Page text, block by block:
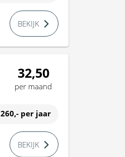
BEKIJK
32,50
per maand
260,- per jaar
BEKIJK